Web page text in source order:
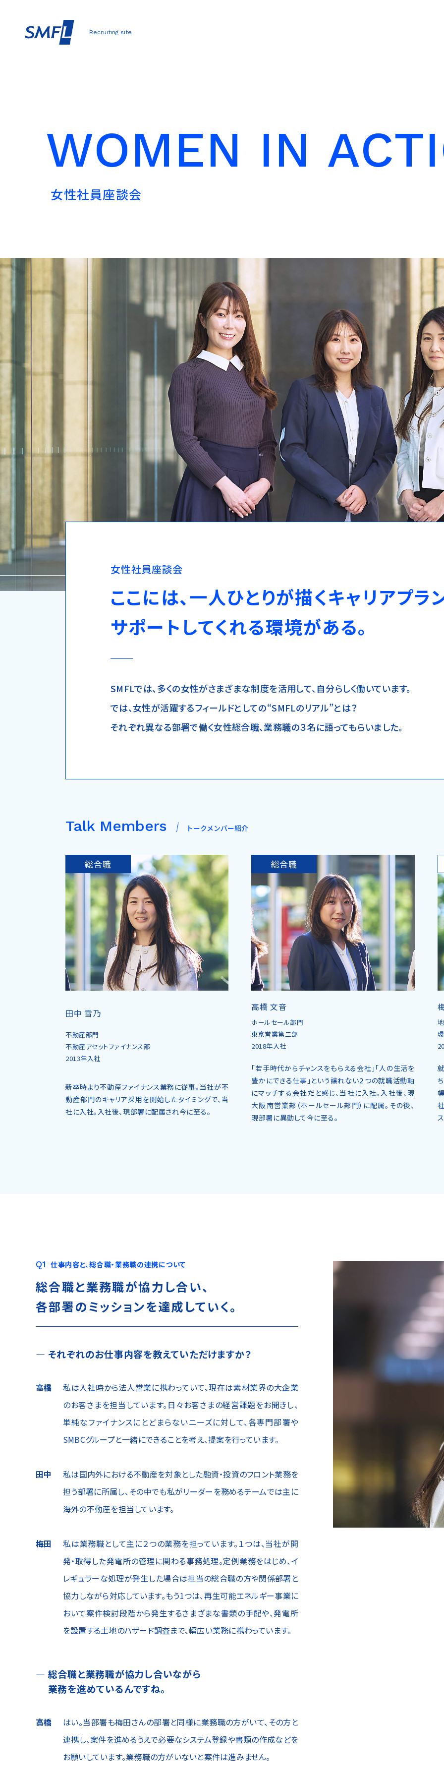
Recruiting site
WOMEN IN ACTI
女性社員座談会
女性社員座談会
ここには、一人ひとりが描くキャリアプラ
サポー トしてくれる環境がある。
SMFLでは、多くの女性がさまざまな制度を活用して、自分らしく働いています。
では、女性が活躍するフィールドとしての“SMFLのリアル”とは？
それぞれ異なる部署で働く女性総合職、業務職の３名に語ってもらいました。
Talk Members トークメンバー紹介
総合職
田中 雪乃
不動産部門
不動産アセットファイナンス部
2013年入社
新卒時より不動産ファイナンス業務に従事。当社が不
動産部門のキャリア採用を開始したタイミングで、当
社に入社。入社後、現部署に配属され今に至る。
総合職
高橋 文音
ホールセール部門
東京営業第二部
2018年入社
「若手時代からチャンスをもらえる会社」「人の生活を
豊かにできる仕事」という譲れない２つの就職活動軸
にマッチする会社だと感じ、当社に入社。入社後、現
大阪南営業部（ホールセール部門）に配属。その後、
現部署に異動して今に至る。
仕事内容と、総合職・業務職の連携について
総合職と業務職が協力し合い、
各部署のミッションを達成していく。
それぞれのお仕事内容を教えていただけますか？
高橋
私は入社時から法人営業に携わっていて、現在は素材業界の大企業
のお客さまを担当しています。日々お客さまの経営課題をお聞きし、
単純なファイナンスにとどまらないニーズに対して、各専門部署や
SMBCグループと一緒にできることを考え、提案を行っています。
田中
私は国内外における不動産を対象とした融資・投資のフロント業務を
担う部署に所属し、その中でも私がリーダーを務めるチームでは主に
海外の不動産を担当しています。
梅田
私は業務職として主に２つの業務を担っています。１つは、当社が開
発・取得した発電所の管理に関わる事務処理。定例業務をはじめ、イ
レギュラーな処理が発生した場合は担当の総合職の方や関係部署と
協力しながら対応しています。もう1つは、再生可能エネルギー事業に
おいて案件検討段階から発生するさまざまな書類の手配や、発電所
を設置する土地のハザード調査まで、幅広い業務に携わっています。
総合職と業務職が協力し合いながら
業務を進めているんですね。
高橋
はい。当部署も梅田さんの部署と同様に業務職の方がいて、その方と
連携し、案件を進めるうえで必要なシステム登録や書類の作成などを
お願いしています。業務職の方がいないと案件は進みません。